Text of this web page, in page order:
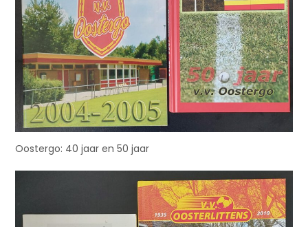
Oostergo: 40 jaar en 50 jaar